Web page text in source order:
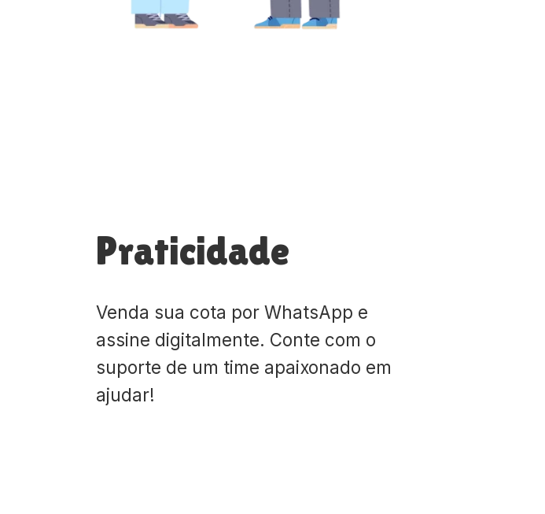
Praticidade
Venda sua cota por WhatsApp e
assine digitalmente. Conte com o
suporte de um time apaixonado em
ajudar!